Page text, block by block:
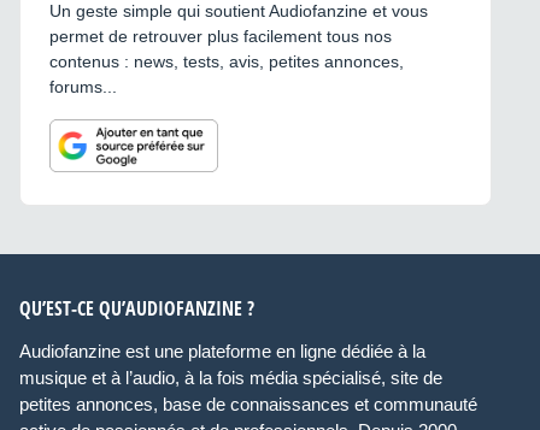
Un geste simple qui soutient Audiofanzine et vous
permet de retrouver plus facilement tous nos
contenus : news, tests, avis, petites annonces,
forums...
QU’EST-CE QU’AUDIOFANZINE ?
Audiofanzine est une plateforme en ligne dédiée à la
musique et à l’audio, à la fois média spécialisé, site de
petites annonces, base de connaissances et communauté